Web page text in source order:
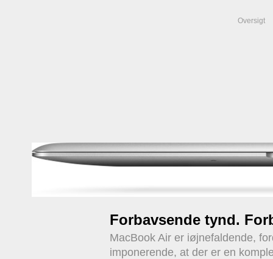
Oversigt
Forbavsende tynd.
MacBook Air er iøjnefaldende,
imponerende, at der er en